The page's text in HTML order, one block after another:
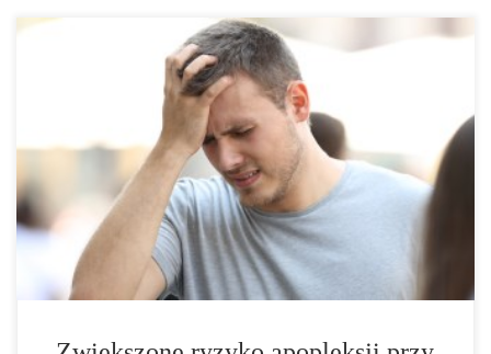
Spożywanie metamfetaminy, znanej również jako crystal meth,
może mieć katastrofalne skutki dla naczyń w mózgu. Australijski
zespół badaczy (Lappin, J. M., Darke, S. & Farrell, M. (2017).
Stroke and methamphetamine use in young adults: a review.
Journal of Neurology, Neurosurgery & Psychiatry,
dx.doi.org/10.1136/jnnp-2017-316071.) postanowił wyjaśnić
opierające się na tym mechanizmy. […]